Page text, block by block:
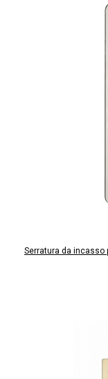
Serratura da incasso